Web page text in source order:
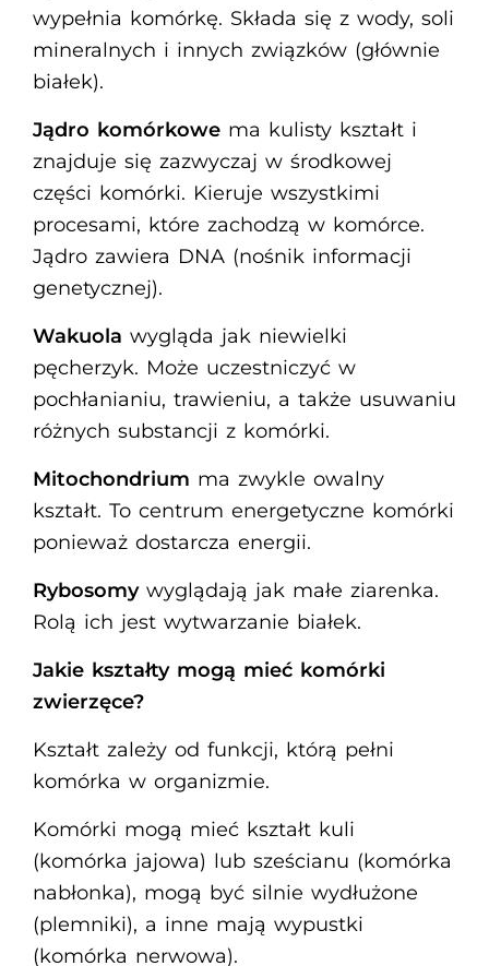
wypełnia komórkę. Składa się z wody, soli
mineralnych i innych związków (głównie
białek).
Jądro komórkowe ma kulisty kształt i
znajduje się zazwyczaj w środkowej
części komórki. Kieruje wszystkimi
procesami, które zachodzą w komórce.
Jądro zawiera DNA (nośnik informacji
genetycznej).
Wakuola wygląda jak niewielki
pęcherzyk. Może uczestniczyć w
pochłanianiu, trawieniu, a także usuwaniu
różnych substancji z komórki.
Mitochondrium ma zwykle owalny
kształt. To centrum energetyczne komórki
ponieważ dostarcza energii.
Rybosomy wyglądają jak małe ziarenka.
Rolą ich jest wytwarzanie białek.
Jakie kształty mogą mieć komórki
zwierzęce?
Kształt zależy od funkcji, którą pełni
komórka w organizmie.
Komórki mogą mieć kształt kuli
(komórka jajowa) lub sześcianu (komórka
nabłonka), mogą być silnie wydłużone
(plemniki), a inne mają wypustki
(komórka nerwowa).